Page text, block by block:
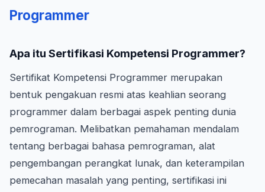
Programmer
Apa itu Sertifikasi Kompetensi Programmer?
Sertifikat Kompetensi Programmer merupakan
bentuk pengakuan resmi atas keahlian seorang
programmer dalam berbagai aspek penting dunia
pemrograman. Melibatkan pemahaman mendalam
tentang berbagai bahasa pemrograman, alat
pengembangan perangkat lunak, dan keterampilan
pemecahan masalah yang penting, sertifikasi ini